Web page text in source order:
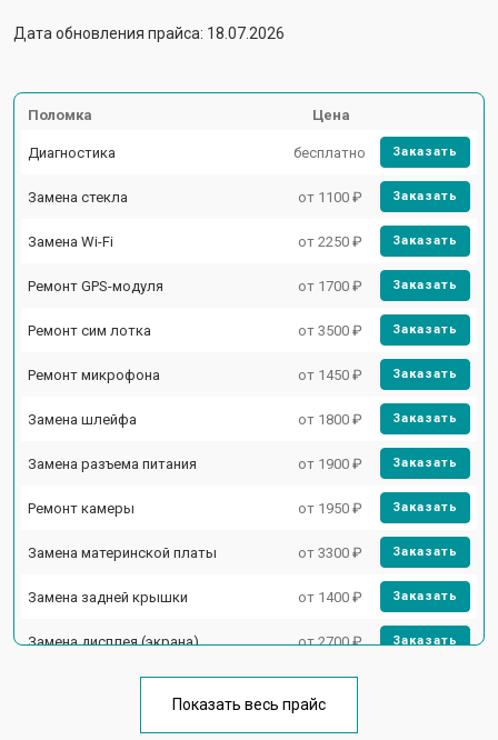
Дата обновления прайса: 18.07.2026
Поломка Цена
Диагностика бесплатно Заказать
Замена стекла от 1100 ₽ Заказать
Замена Wi-Fi от 2250 ₽ Заказать
Ремонт GPS-модуля от 1700 ₽ Заказать
Ремонт сим лотка от 3500 ₽ Заказать
Ремонт микрофона от 1450 ₽ Заказать
Замена шлейфа от 1800 ₽ Заказать
Замена разъема питания от 1900 ₽ Заказать
Ремонт камеры от 1950 ₽ Заказать
Замена материнской платы от 3300 ₽ Заказать
Замена задней крышки от 1400 ₽ Заказать
Замена дисплея (экрана) от 2700 ₽ Заказать
Замена кнопки включения от 1750 ₽
Показать весь прайс